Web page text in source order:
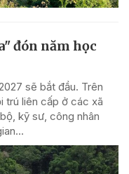
đón năm học
sẽ bắt đầu. Trên
trú liên cấp ở các xã
kỹ sư, công nhân